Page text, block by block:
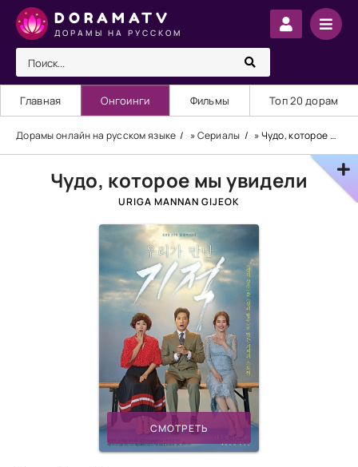
DORAMATV
ДОРАМЫ НА РУССКОМ
Главная Онгоинги Фильмы Топ 20 дорам
Дорамы онлайн на русском языке »Сериалы » Чудо, которое мы увидели
Чудо, которое мы увидели
URIGA MANNAN GIJEOK
СМОТРЕТЬ